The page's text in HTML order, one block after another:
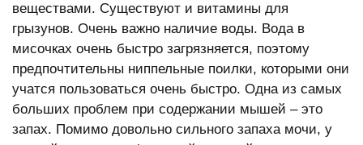
веществами. Существуют и витамины для
грызунов. Очень важно наличие воды. Вода в
мисочках очень быстро загрязняется, поэтому
предпочтительны ниппельные поилки, которыми они
учатся пользоваться очень быстро. Одна из самых
больших проблем при содержании мышей – это
запах. Помимо довольно сильного запаха мочи, у